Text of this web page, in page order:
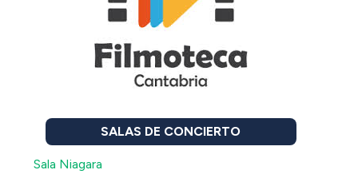
SALAS DE CONCIERTO
Sala Niagara